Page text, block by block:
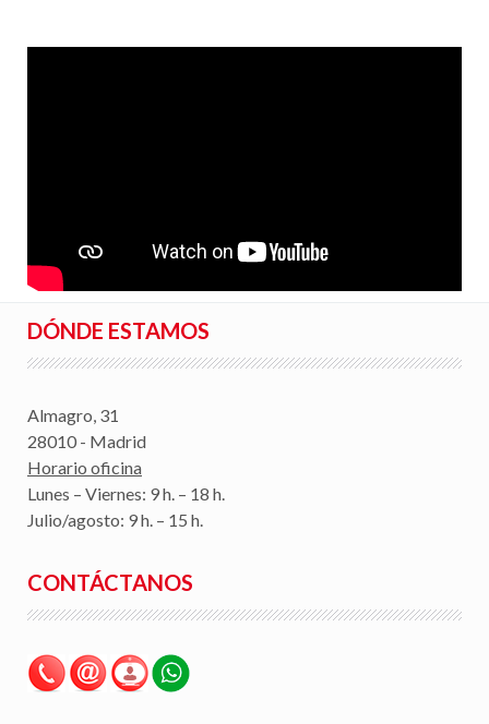
DÓNDE ESTAMOS
Almagro, 31
28010 - Madrid
Horario oficina
Lunes – Viernes: 9 h. – 18 h.
Julio/agosto: 9 h. – 15 h.
CONTÁCTANOS